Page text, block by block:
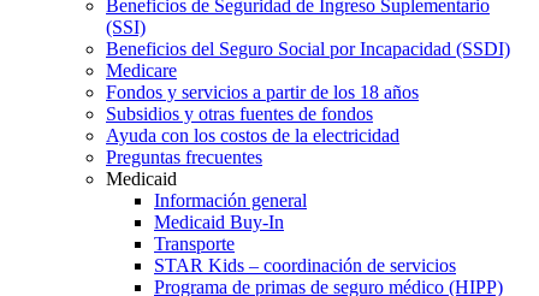
Beneficios de Seguridad de Ingreso Suplementario
(SSI)
Beneficios del Seguro Social por Incapacidad (SSDI)
Medicare
Fondos y servicios a partir de los 18 años
Subsidios y otras fuentes de fondos
Ayuda con los costos de la electricidad
Preguntas frecuentes
Medicaid
Información general
Medicaid Buy-In
Transporte
STAR Kids – coordinación de servicios
Programa de primas de seguro médico (HIPP)